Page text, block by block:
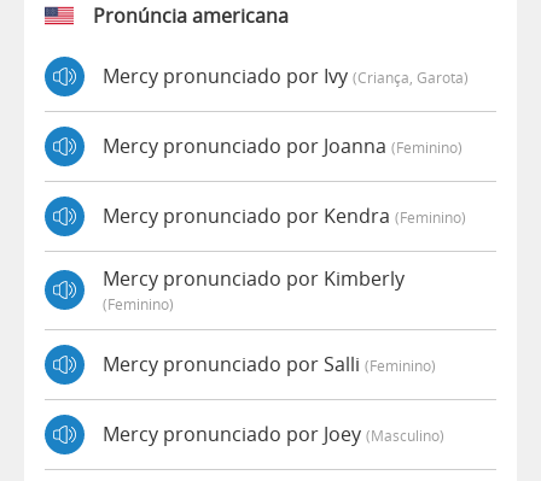
Pronúncia americana
Mercy pronunciado por Ivy (criança, Garota)
Mercy pronunciado por Joanna (feminino)
Mercy pronunciado por Kendra (feminino)
Mercy pronunciado por Kimberly
(feminino)
Mercy pronunciado por Salli (feminino)
Mercy pronunciado por Joey (masculino)